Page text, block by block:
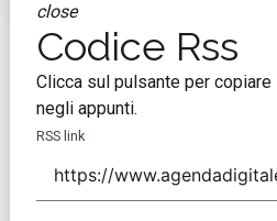
close
Codice Rss
Clicca sul pulsante per copiare
negli appunti.
RSS link